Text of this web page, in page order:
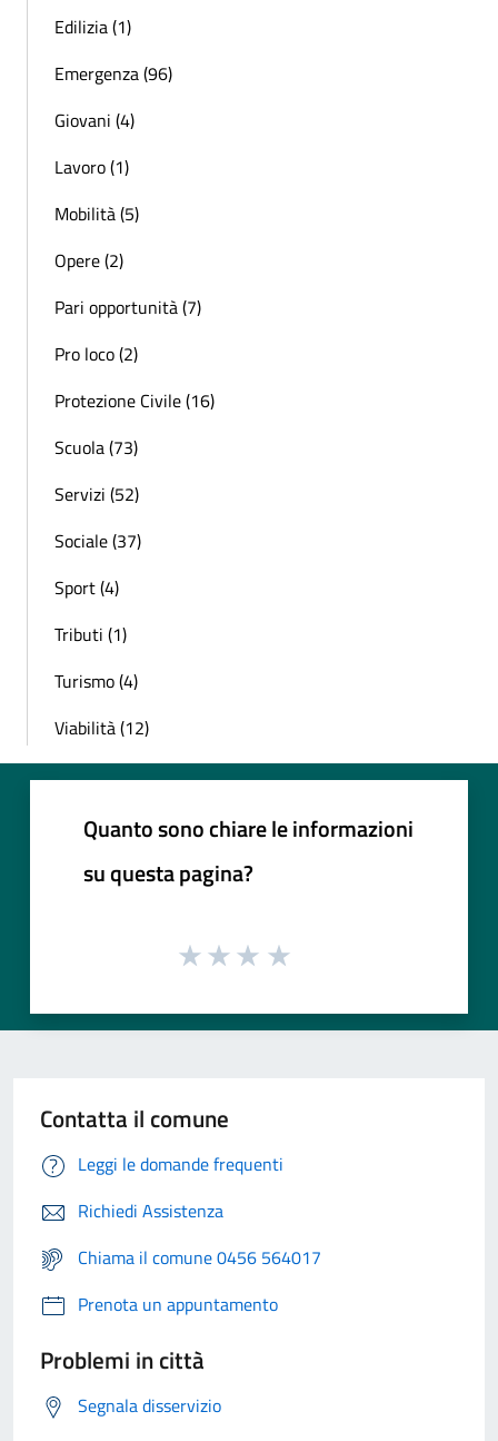
Edilizia (1)
Emergenza (96)
Giovani (4)
Lavoro (1)
Mobilità (5)
Opere (2)
Pari opportunità (7)
Pro loco (2)
Protezione Civile (16)
Scuola (73)
Servizi (52)
Sociale (37)
Sport (4)
Tributi (1)
Turismo (4)
Viabilità (12)
Quanto sono chiare le informazioni
su questa pagina?
Contatta il comune
Leggi le domande frequenti
Richiedi Assistenza
Chiama il comune 0456 564017
Prenota un appuntamento
Problemi in città
Segnala disservizio